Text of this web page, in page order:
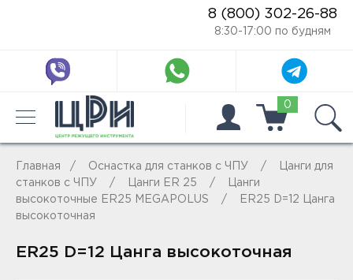
8 (800) 302-26-88
8:30-17:00 по будням
0
Главная Оснастка для станков с ЧПУ
Цанги для
станков с ЧПУ
Цанги ER 25
Цанги
высокоточные ER25 MEGAPOLUS
ER25 D=12 Цанга
высокоточная
ER25 D=12 Цанга высокоточная